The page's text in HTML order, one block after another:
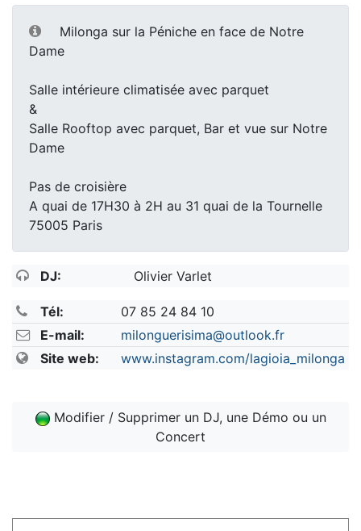
Milonga sur la Péniche en face de Notre
Dame
Salle intérieure climatisée avec parquet
&
Salle Rooftop avec parquet, Bar et vue sur Notre
Dame
Pas de croisière
A quai de 17H30 à 2H au 31 quai de la Tournelle
75005 Paris
DJ: Olivier Varlet
Tél:
07 85 24 84 10
E-mail:
milonguerisima@outlook.fr
Site web:
www.instagram.com/lagioia_milonga
Modifier / Supprimer un DJ, une Démo ou un
Concert